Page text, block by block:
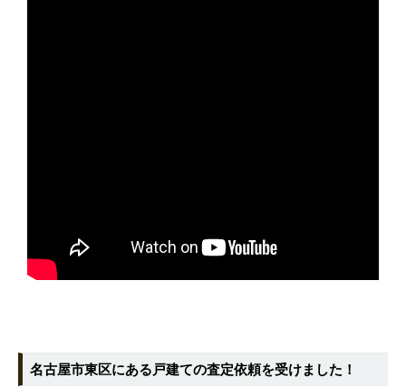
名古屋市東区にある戸建ての査定依頼を受けました！